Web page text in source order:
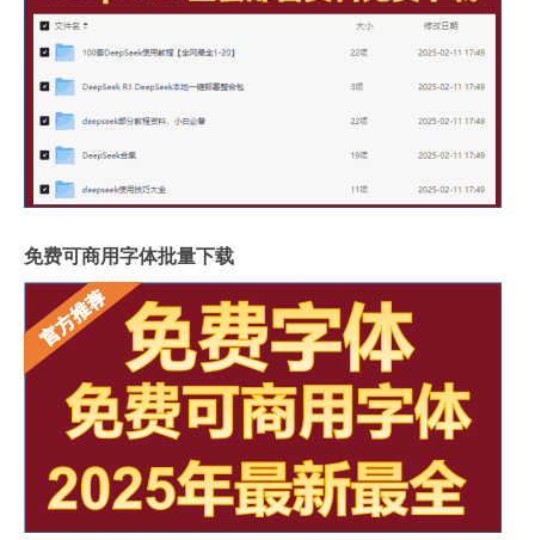
免费可商用字体批量下载